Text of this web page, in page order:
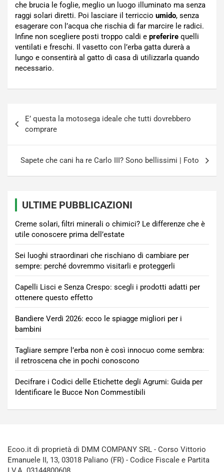
che brucia le foglie, meglio un luogo illuminato ma senza
raggi solari diretti. Poi lasciare il terriccio umido, senza
esagerare con l’acqua che rischia di far marcire le radici.
Infine non scegliere posti troppo caldi e preferire quelli
ventilati e freschi. Il vasetto con l’erba gatta durerà a
lungo e consentirà al gatto di casa di utilizzarla quando
necessario.
articoli
E’ questa la motosega ideale che tutti dovrebbero
comprare
Sapete che cani ha re Carlo III? Sono bellissimi | Foto
ULTIME PUBBLICAZIONI
Creme solari, filtri minerali o chimici? Le differenze che è
utile conoscere prima dell’estate
Sei luoghi straordinari che rischiano di cambiare per
sempre: perché dovremmo visitarli e proteggerli
Capelli Lisci e Senza Crespo: scegli i prodotti adatti per
ottenere questo effetto
Bandiere Verdi 2026: ecco le spiagge migliori per i
bambini
Tagliare sempre l’erba non è così innocuo come sembra:
il retroscena che in pochi conoscono
Decifrare i Codici delle Etichette degli Agrumi: Guida per
Identificare le Bucce Non Commestibili
Ecoo.it di proprietà di DMM COMPANY SRL - Corso Vittorio
Emanuele II, 13, 03018 Paliano (FR) - Codice Fiscale e Partita